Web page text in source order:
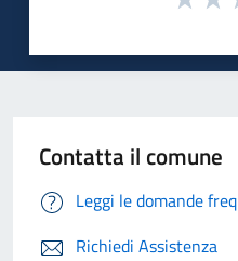
Contatta il comune
Leggi le domande
Richiedi Assistenza